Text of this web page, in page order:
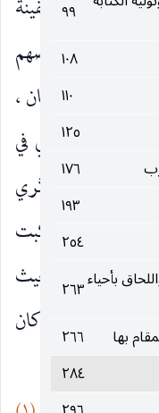
٩٩
١٠٨
١١٠
١٢٥
١٧٦
١٩٣
٢٥٤
بأحياء٢٦٣
بها
٢٦٦
٢٨٤
بالمرسى سفينة
بأمتعهم وعروضهم
على السّلطان ،
فرضي ، فأذن لي في
على أثري
فودّعتهم ، وركبت
وقوّضت عنهم بحيث
لتجديد ما كان
سبحانه.